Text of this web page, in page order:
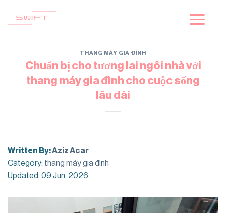
THANG MÁY GIA ĐÌNH
Chuẩn bị cho tương lai ngôi nhà với
thang máy gia đình cho cuộc sống
lâu dài
Written By:Aziz Acar
Category: thang máy gia đình
Updated: 09 Jun, 2026